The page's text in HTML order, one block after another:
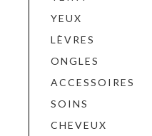
YEUX
LÈVRES
ONGLES
ACCESSOIRES
SOINS
CHEVEUX